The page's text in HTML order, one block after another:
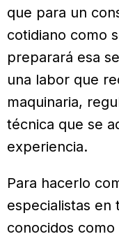
que para un
cotidiano como
preparará esa
una labor que
maquinaria,
técnica que se
experiencia.
Para hacerlo
especialistas en
conocidos